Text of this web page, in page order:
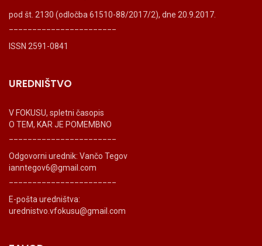
pod št. 2130 (odločba 61510-88/2017/2), dne 20.9.2017.
ISSN 2591-0841
UREDNIŠTVO
V FOKUSU, spletni časopis
O TEM, KAR JE POMEMBNO
Odgovorni urednik: Vančo Tegov
ianntegov6@gmail.com
E-pošta uredništva:
urednistvo.vfokusu@gmail.com